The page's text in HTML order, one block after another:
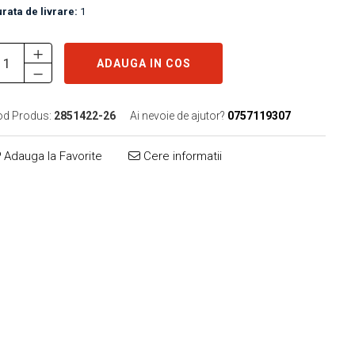
de livrare: 1
ADAUGA IN COS
Produs: 2851422-26 Ai nevoie de ajutor? 0757119307
Adauga la Favorite Cere informatii